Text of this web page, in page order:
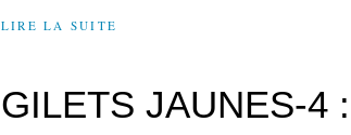
LIRE LA SUITE
GILETS JAUNES-4